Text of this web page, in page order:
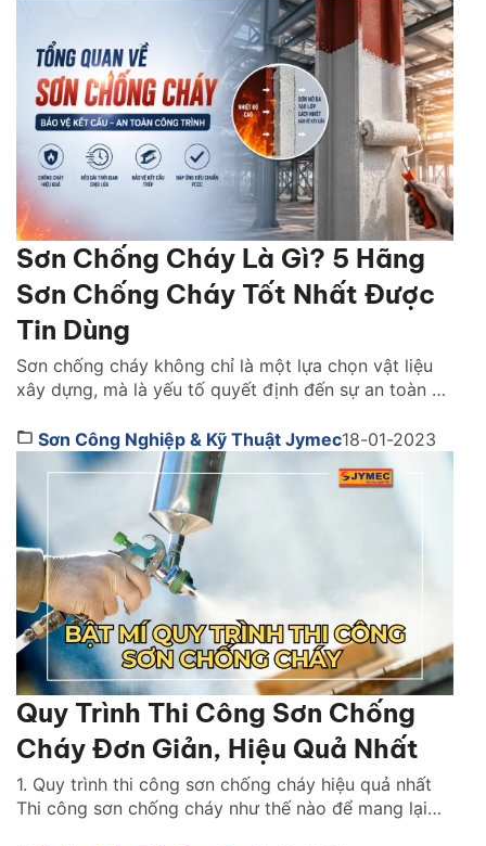
Sơn Chống Cháy Là Gì? 5 Hãng
Sơn Chống Cháy Tốt Nhất Được
Tin Dùng
Sơn chống cháy không chỉ là một lựa chọn vật liệu
xây dựng, mà là yếu tố quyết định đến sự an toàn và
hỏa hoạn. Vậy lựa sơn chống cháy hãng nào tốt?
Cách chọn như thế nào. Cùng tìm hiểu ngay […]
Sơn Công Nghiệp & Kỹ Thuật Jymec18-01-2023
Quy Trình Thi Công Sơn Chống
Cháy Đơn Giản, Hiệu Quả Nhất
1. Quy trình thi công sơn chống cháy hiệu quả nhất
Thi công sơn chống cháy như thế nào để mang lại